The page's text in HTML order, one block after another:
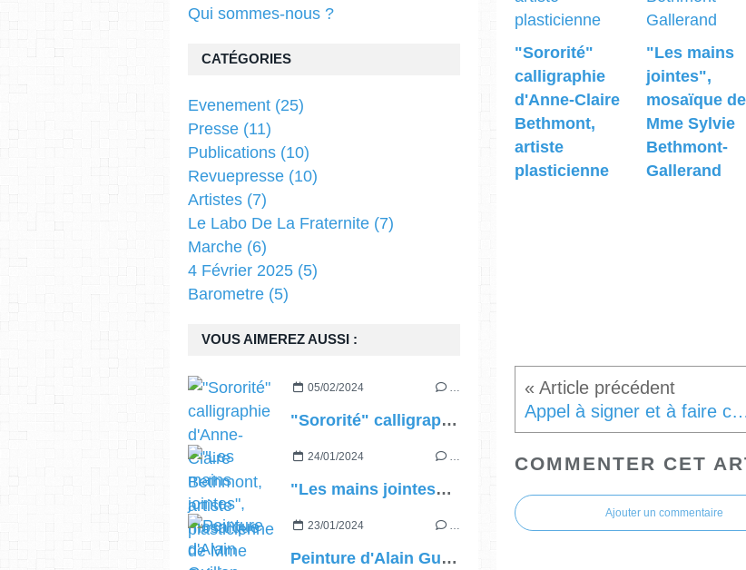
"Sororité"
calligraphie
d'Anne-Claire
Bethmont,
artiste
plasticienne
"Les mains
jointes",
mosaïque de
Mme Sylvie
Bethmont-
Gallerand
Appel à signer et à faire
COMMENTER CET
Ajouter un commentaire
VOUS AIMEREZ AUSSI :
05/02/2024 …
"Sororité" calligraphie d'Anne-Claire Bethmont, artiste plasticienne
24/01/2024 …
"Les mains jointes", mosaïque de Mme Sylvie Bethmont-Gallerand
23/01/2024 …
Peinture d'Alain Guillon, peintre-plasticien, « Méditation dans la Lumière et l'Amour pour les peuples en souffrances »
Qui sommes-nous ?
CATÉGORIES
Evenement (25)
Presse (11)
Publications (10)
Revuepresse (10)
Artistes (7)
Le Labo De La Fraternite (7)
Marche (6)
4 Février 2025 (5)
Barometre (5)